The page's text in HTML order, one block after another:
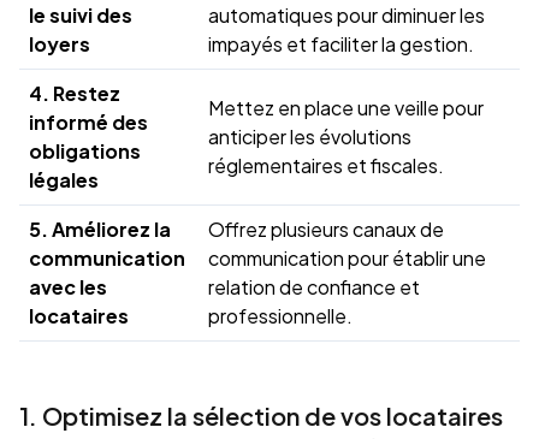
le suivi des
loyers
automatiques pour diminuer les
impayés et faciliter la gestion.
4. Restez
informé des
obligations
légales
Mettez en place une veille pour
anticiper les évolutions
réglementaires et fiscales.
5. Améliorez la
communication
avec les
locataires
Offrez plusieurs canaux de
communication pour établir une
relation de confiance et
professionnelle.
1. Optimisez la sélection de vos locataires